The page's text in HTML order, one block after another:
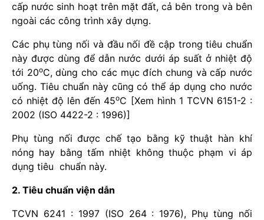
cấp nước sinh hoạt trên mặt đất, cả bên trong và bên
ngoài các công trình xây dựng.
Các phụ tùng nối và đầu nối đề cập trong tiêu chuẩn
này được dùng để dẫn nước dưới áp suất ở nhiệt độ
tới 20oC, dùng cho các mục đích chung và cấp nước
uống. Tiêu chuẩn này cũng có thể áp dụng cho nước
có nhiệt độ lên đến 45oC [Xem hình 1 TCVN 6151-2 :
2002 (ISO 4422-2 : 1996)]
Phụ tùng nối được chế tạo bằng kỹ thuật hàn khí
nóng hay bằng tấm nhiệt không thuộc phạm vi áp
dụng tiêu chuẩn này.
2. Tiêu chuẩn viện dẫn
TCVN 6241 : 1997 (ISO 264 : 1976), Phụ tùng nối